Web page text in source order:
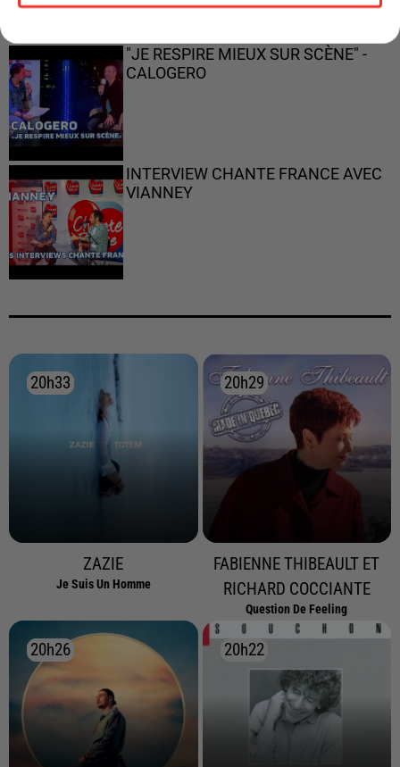
"JE RESPIRE MIEUX SUR SCÈNE" -
CALOGERO
INTERVIEW CHANTE FRANCE AVEC
VIANNEY
20h33
20h33
ZAZIE
Je Suis Un Homme
20h29
20h29
FABIENNE THIBEAULT ET
RICHARD COCCIANTE
Question De Feeling
20h26
20h26 20h22
20h22